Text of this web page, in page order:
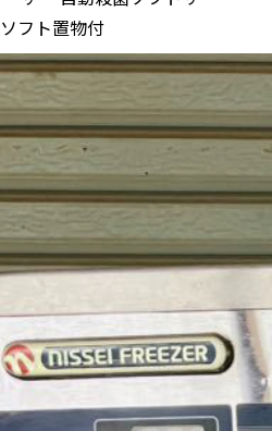
フト置物付